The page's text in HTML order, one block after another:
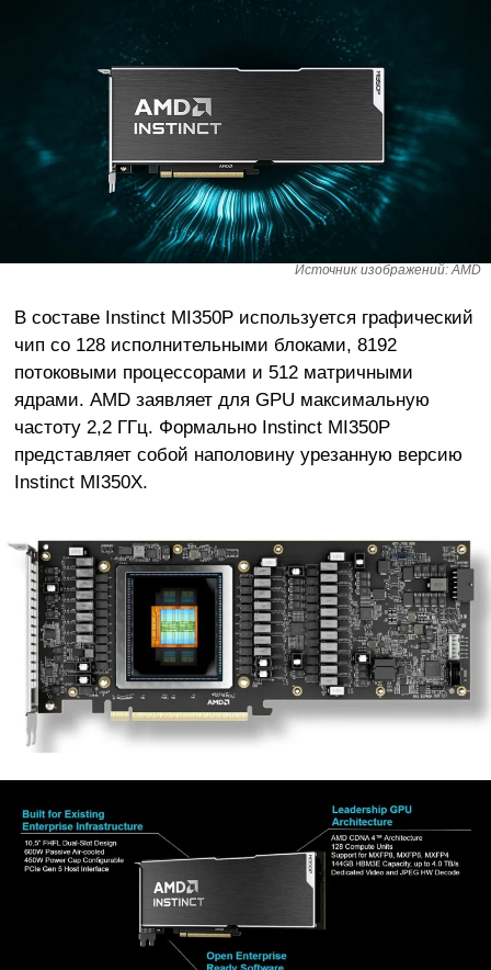
Источник изображений: AMD
В составе Instinct MI350P используется графический
чип со 128 исполнительными блоками, 8192
потоковыми процессорами и 512 матричными
ядрами. AMD заявляет для GPU максимальную
частоту 2,2 ГГц. Формально Instinct MI350P
представляет собой наполовину урезанную версию
Instinct MI350X.